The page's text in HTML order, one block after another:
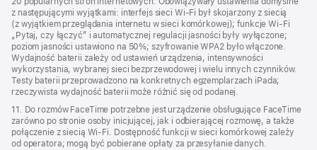
z następującymi wyjątkami: interfejs sieci Wi‑Fi był skojarzony z siecią
(z wyjątkiem przeglądania internetu w sieci komórkowej); funkcje Wi‑Fi
„Pytaj, czy łączyć” i automatycznej regulacji jasności były wyłączone;
poziom jasności ustawiono na 50%; szyfrowanie WPA2 było włączone.
Wydajność baterii zależy od ustawień urządzenia, intensywności
wykorzystania, wybranej sieci bezprzewodowej i wielu innych czynników.
Testy baterii przeprowadzono na konkretnych egzemplarzach iPada;
rzeczywista wydajność baterii może różnić się od podanej.
11. Do rozmów FaceTime potrzebne jest urządzenie obsługujące FaceTime
zarówno po stronie osoby inicjującej, jak i odbierającej rozmowę, a także
połączenie z siecią Wi‑Fi. Dostępność funkcji w sieci komórkowej zależy
od operatora; mogą być pobierane opłaty za przesyłanie danych.